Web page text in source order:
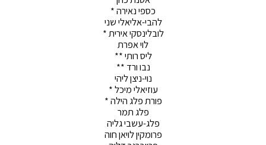
כספי נאירה *
להבי-אליאלי שני
לובלינסקי אירית *
לוי אפרת
ליס רותי **
נבו ורד **
נוי-ניצן ליהי
עוזיאלי מיכל *
פורת פלג הילה *
פלג תמר
פלג-עשבי גליה
פרומקין לויאן חוה